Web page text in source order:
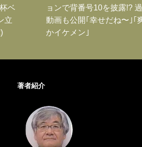
ベ
立
ョンで背番号10を披露!?
動画も公開｢幸せだね〜｣｢
かイケメン｣
著者紹介